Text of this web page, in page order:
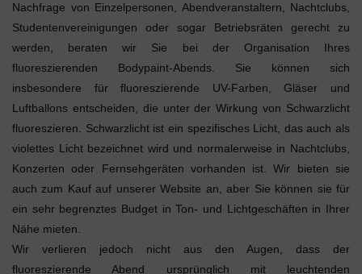
Nachfrage von Einzelpersonen, Abendveranstaltern, Nachtclubs,
Studentenvereinigungen oder sogar Betriebsräten gerecht zu
werden, beraten wir Sie bei der Organisation Ihres
fluoreszierenden Bodypaint-Abends. Sie können sich
insbesondere für fluoreszierende UV-Farben, Gläser und
Luftballons entscheiden, die unter der Wirkung von Schwarzlicht
fluoreszieren. Schwarzlicht ist ein spezifisches Licht, das auch als
violettes Licht bezeichnet wird und normalerweise in Nachtclubs,
Konzerten oder Fernsehgeräten vorhanden ist. Wir bieten sie
auch zum Kauf auf unserer Website an, aber Sie können sie für
ein sehr begrenztes Budget in Ton- und Lichtgeschäften in Ihrer
Nähe mieten.
Wir verlieren jedoch nicht aus den Augen, dass der
fluoreszierende Abend ursprünglich mit leuchtenden